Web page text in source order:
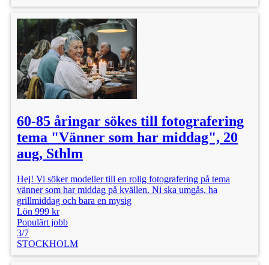
60-85 åringar sökes till fotografering
tema "Vänner som har middag", 20
aug, Sthlm
Hej! Vi söker modeller till en rolig fotografering på tema
vänner som har middag på kvällen. Ni ska umgås, ha
grillmiddag och bara en mysig
Lön 999 kr
Populärt jobb
3/7
STOCKHOLM